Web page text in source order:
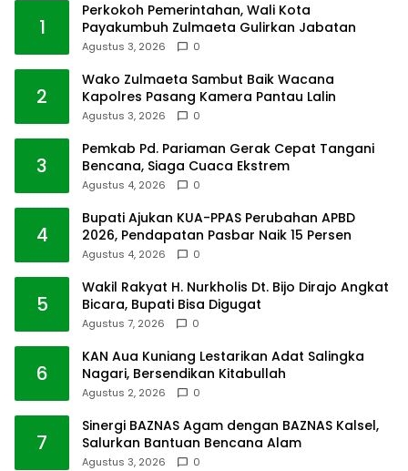
1
Perkokoh Pemerintahan, Wali Kota
Payakumbuh Zulmaeta Gulirkan Jabatan
Agustus 3, 2026 0
2
Wako Zulmaeta Sambut Baik Wacana
Kapolres Pasang Kamera Pantau Lalin
Agustus 3, 2026 0
3
Pemkab Pd. Pariaman Gerak Cepat Tangani
Bencana, Siaga Cuaca Ekstrem
Agustus 4, 2026 0
4
Bupati Ajukan KUA-PPAS Perubahan APBD
2026, Pendapatan Pasbar Naik 15 Persen
Agustus 4, 2026 0
5
Wakil Rakyat H. Nurkholis Dt. Bijo Dirajo Angkat
Bicara, Bupati Bisa Digugat
Agustus 7, 2026 0
6
KAN Aua Kuniang Lestarikan Adat Salingka
Nagari, Bersendikan Kitabullah
Agustus 2, 2026 0
7
Sinergi BAZNAS Agam dengan BAZNAS Kalsel,
Salurkan Bantuan Bencana Alam
Agustus 3, 2026 0